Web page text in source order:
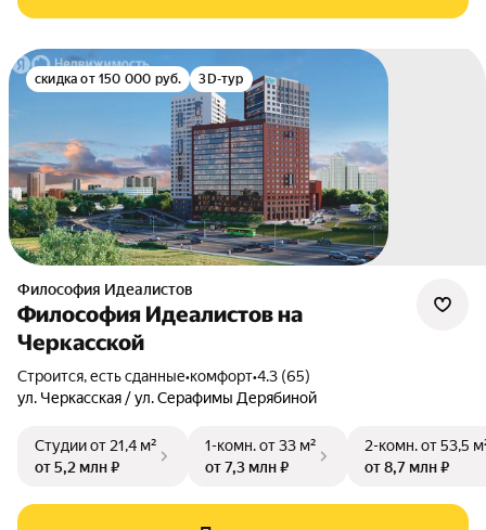
скидка от 150 000 руб. 3D-тур
Философия Идеалистов
Философия Идеалистов на
Черкасской
Строится, есть сданные•комфорт•4.3 (65)
ул. Черкасская / ул. Серафимы Дерябиной
Студииот 21,4 м²
от 5,2 млн ₽
1-комн.от 33 м²
от 7,3 млн ₽
2-комн.от 53,5
от 8,7 млн ₽